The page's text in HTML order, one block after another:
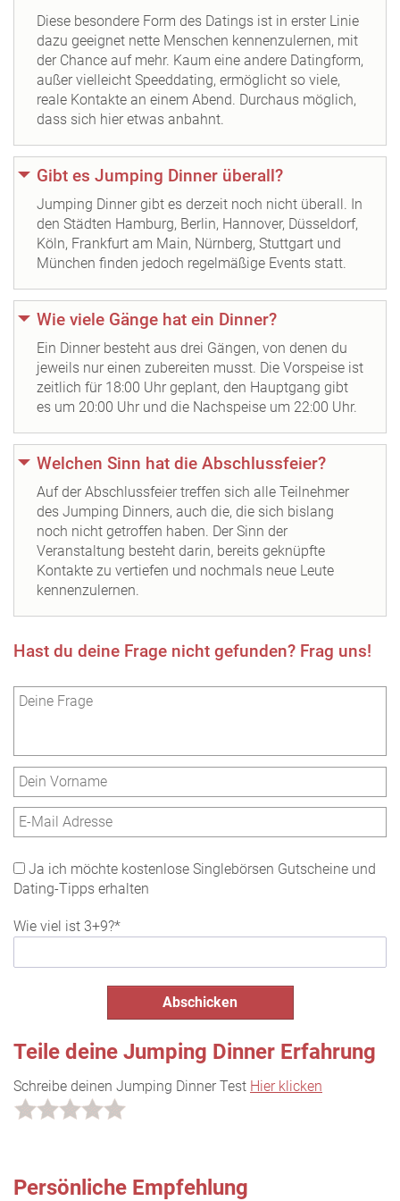
Diese besondere Form des Datings ist in erster Linie
dazu geeignet nette Menschen kennenzulernen, mit
der Chance auf mehr. Kaum eine andere Datingform,
außer vielleicht Speeddating, ermöglicht so viele,
reale Kontakte an einem Abend. Durchaus möglich,
dass sich hier etwas anbahnt.
Gibt es Jumping Dinner überall?
Jumping Dinner gibt es derzeit noch nicht überall. In
den Städten Hamburg, Berlin, Hannover, Düsseldorf,
Köln, Frankfurt am Main, Nürnberg, Stuttgart und
München finden jedoch regelmäßige Events statt.
Wie viele Gänge hat ein Dinner?
Ein Dinner besteht aus drei Gängen, von denen du
jeweils nur einen zubereiten musst. Die Vorspeise ist
zeitlich für 18:00 Uhr geplant, den Hauptgang gibt
es um 20:00 Uhr und die Nachspeise um 22:00 Uhr.
Welchen Sinn hat die Abschlussfeier?
Auf der Abschlussfeier treffen sich alle Teilnehmer
des Jumping Dinners, auch die, die sich bislang
noch nicht getroffen haben. Der Sinn der
Veranstaltung besteht darin, bereits geknüpfte
Kontakte zu vertiefen und nochmals neue Leute
kennenzulernen.
Hast du deine Frage nicht gefunden? Frag uns!
Ja ich möchte kostenlose Singlebörsen Gutscheine und
Dating-Tipps erhalten
Wie viel ist 3+9?*
Teile deine Jumping Dinner Erfahrung
Schreibe deinen Jumping Dinner Test Hier klicken
Persönliche Empfehlung